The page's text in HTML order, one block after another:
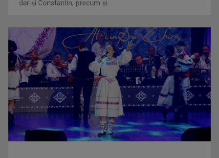
dar şi Constantin, precum şi ...